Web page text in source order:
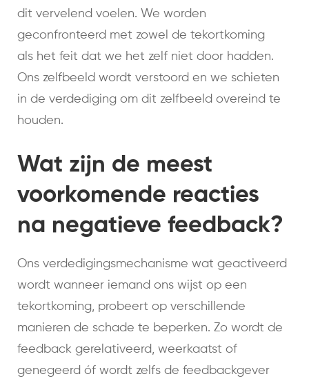
dit vervelend voelen. We worden
geconfronteerd met zowel de tekortkoming
als het feit dat we het zelf niet door hadden.
Ons zelfbeeld wordt verstoord en we schieten
in de verdediging om dit zelfbeeld overeind te
houden.
Wat zijn de meest
voorkomende reacties
na negatieve feedback?
Ons verdedigingsmechanisme wat geactiveerd
wordt wanneer iemand ons wijst op een
tekortkoming, probeert op verschillende
manieren de schade te beperken. Zo wordt de
feedback gerelativeerd, weerkaatst of
genegeerd óf wordt zelfs de feedbackgever